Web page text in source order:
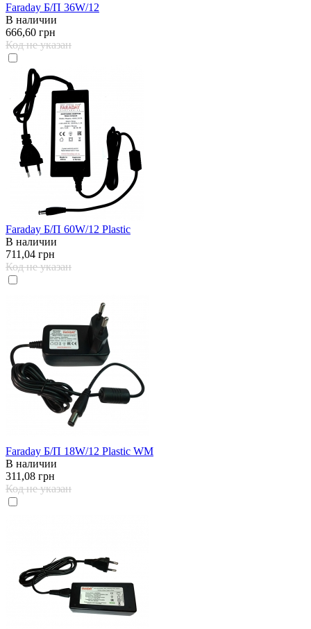
Faraday Б/П 36W/12
В наличии
666,60 грн
Код не указан
Faraday Б/П 60W/12 Plastic
В наличии
711,04 грн
Код не указан
Faraday Б/П 18W/12 Plastic WM
В наличии
311,08 грн
Код не указан